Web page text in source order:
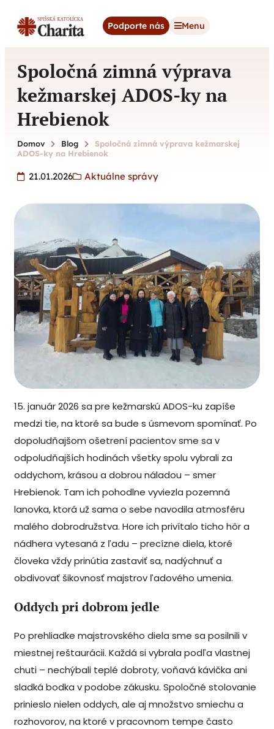
Podporte nás Menu
Spoločná zimná výprava
kežmarskej ADOS-ky na
Hrebienok
Domov Blog
Spoločná zimná výprava kežmarskej
ADOS-ky na Hrebienok
21.01.2026 Aktuálne správy
15. január 2026 sa pre kežmarskú ADOS-ku zapíše
medzi tie, na ktoré sa bude s úsmevom spomínať. Po
dopoludňajšom ošetrení pacientov sme sa v
odpoludňajších hodinách všetky spolu vybrali za
oddychom, krásou a dobrou náladou – smer
Hrebienok. Tam ich pohodlne vyviezla pozemná
lanovka, ktorá už sama o sebe navodila atmosféru
malého dobrodružstva. Hore ich privítalo ticho hôr a
nádhera vytesaná z ľadu – precízne diela, ktoré
človeka vždy prinútia zastaviť sa, nadýchnuť a
obdivovať šikovnosť majstrov ľadového umenia.
Oddych pri dobrom jedle
Po prehliadke majstrovského diela sme sa posilnili v
miestnej reštaurácii. Každá si vybrala podľa vlastnej
chuti – nechýbali teplé dobroty, voňavá kávička ani
sladká bodka v podobe zákusku. Spoločné stolovanie
prinieslo nielen oddych, ale aj množstvo smiechu a
rozhovorov, na ktoré v pracovnom tempe často